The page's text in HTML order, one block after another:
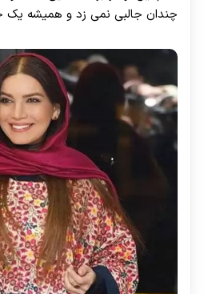
چندان جالبی نمی زد و همیشه یک